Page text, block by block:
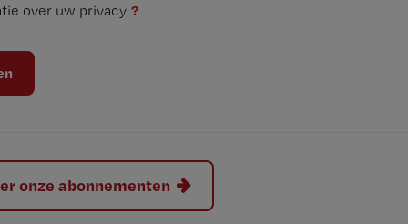
over uw privacy ?
onze abonnementen